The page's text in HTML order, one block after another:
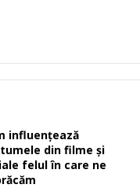
influențează
din filme și
felul în care ne